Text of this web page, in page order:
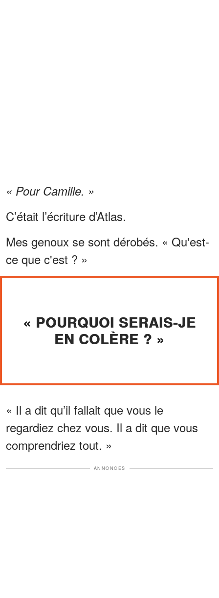
« Pour Camille. »
C’était l’écriture d’Atlas.
Mes genoux se sont dérobés. « Qu'est-
ce que c'est ? »
« POURQUOI SERAIS-JE
EN COLÈRE ? »
« Il a dit qu’il fallait que vous le
regardiez chez vous. Il a dit que vous
comprendriez tout. »
ANNONCES